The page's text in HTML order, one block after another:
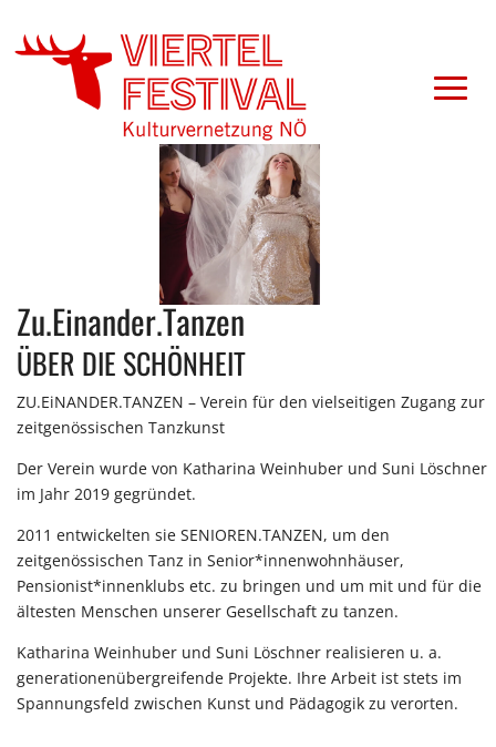
Zu.Einander.Tanzen
ÜBER DIE SCHÖNHEIT
ZU.EiNANDER.TANZEN – Verein für den vielseitigen Zugang zur
zeitgenössischen Tanzkunst
Der Verein wurde von Katharina Weinhuber und Suni Löschner
im Jahr 2019 gegründet.
2011 entwickelten sie SENIOREN.TANZEN, um den
zeitgenössischen Tanz in Senior*innenwohnhäuser,
Pensionist*innenklubs etc. zu bringen und um mit und für die
ältesten Menschen unserer Gesellschaft zu tanzen.
Katharina Weinhuber und Suni Löschner realisieren u. a.
generationenübergreifende Projekte. Ihre Arbeit ist stets im
Spannungsfeld zwischen Kunst und Pädagogik zu verorten.